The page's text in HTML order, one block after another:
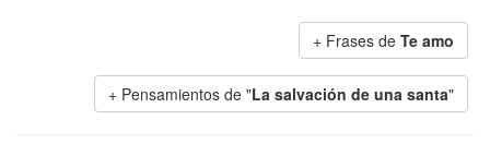
+ Frases de Te amo
+ Pensamientos de "La salvación de una santa"